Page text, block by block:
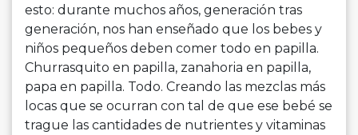
esto: durante muchos años, generación tras
generación, nos han enseñado que los bebes y
niños pequeños deben comer todo en papilla.
Churrasquito en papilla, zanahoria en papilla,
papa en papilla. Todo. Creando las mezclas más
locas que se ocurran con tal de que ese bebé se
trague las cantidades de nutrientes y vitaminas